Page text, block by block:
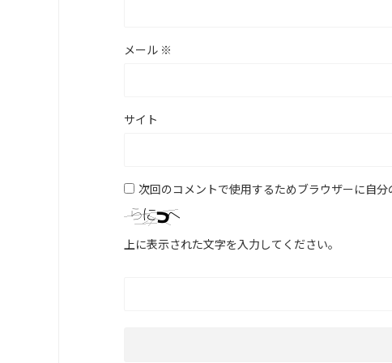
メール ※
サイト
次回のコメントで使用するためブラウザーに自
上に表示された文字を入力してください。